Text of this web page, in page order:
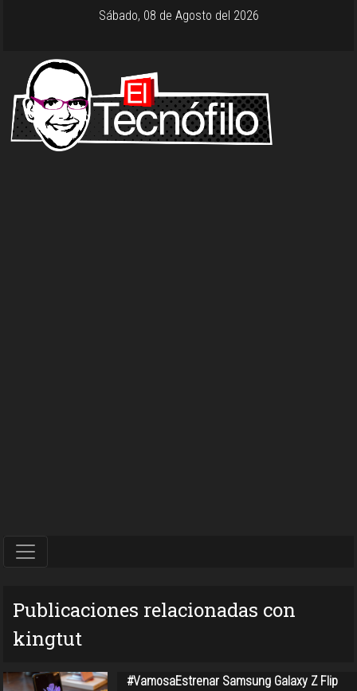
Sábado, 08 de Agosto del 2026
Publicaciones relacionadas con
kingtut
#VamosaEstrenar Samsung Galaxy Z Flip